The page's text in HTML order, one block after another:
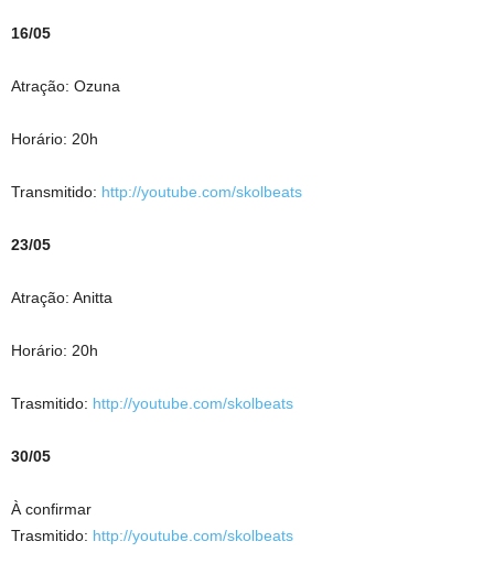
16/05
Atração: Ozuna
Horário: 20h
Transmitido: http://youtube.com/skolbeats
23/05
Atração: Anitta
Horário: 20h
Trasmitido: http://youtube.com/skolbeats
30/05
À confirmar
Trasmitido: http://youtube.com/skolbeats